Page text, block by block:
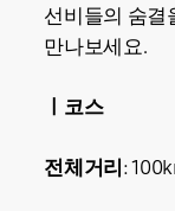
선비들의 숨결
만나보세요.
ㅣ코스
전체거리: